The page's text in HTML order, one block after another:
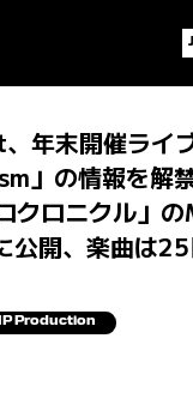
年末開催ライ
」の情報を解
クロニクル」の
開、楽曲は
IP Production